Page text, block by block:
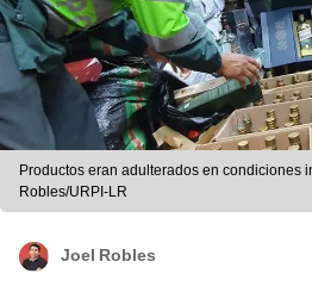
Productos eran adulterados en condiciones
Robles/URPI-LR
Joel Robles